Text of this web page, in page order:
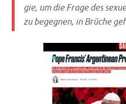
gie, um die Fra­ge des
zu begeg­nen, in Brü­che